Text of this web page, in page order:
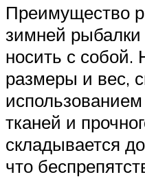
Преимущество
зимней рыбалки
носить с собой.
размеры и вес,
тканей и
складывается
что